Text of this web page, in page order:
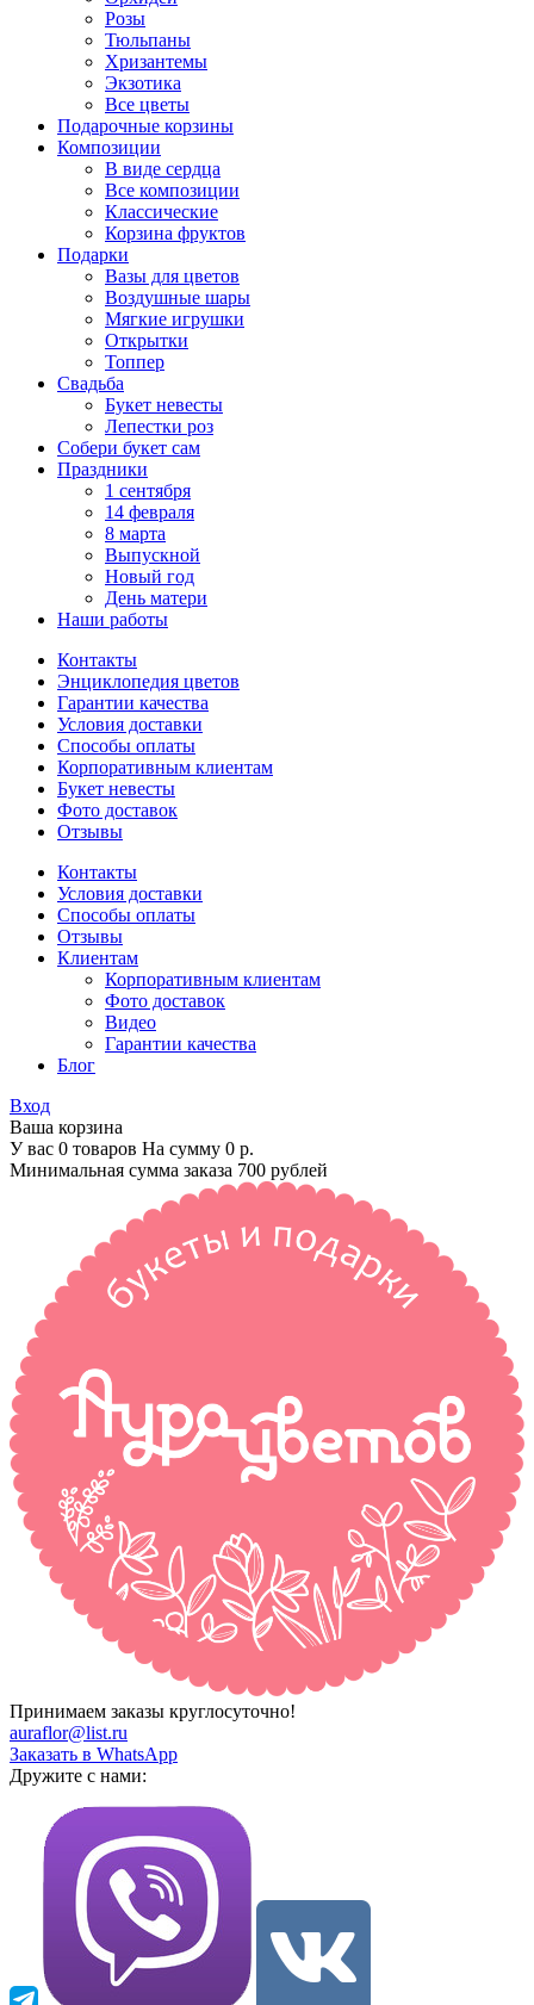
Розы
Тюльпаны
Хризантемы
Экзотика
Все цветы
Подарочные корзины
Композиции
В виде сердца
Все композиции
Классические
Корзина фруктов
Подарки
Вазы для цветов
Воздушные шары
Мягкие игрушки
Открытки
Топпер
Свадьба
Букет невесты
Лепестки роз
Собери букет сам
Праздники
1 сентября
14 февраля
8 марта
Выпускной
Новый год
День матери
Наши работы
Контакты
Энциклопедия цветов
Гарантии качества
Условия доставки
Способы оплаты
Корпоративным клиентам
Букет невесты
Фото доставок
Отзывы
Контакты
Условия доставки
Способы оплаты
Отзывы
Клиентам
Корпоративным клиентам
Фото доставок
Видео
Гарантии качества
Блог
Вход
Ваша корзина
У вас 0 товаров На сумму 0 р.
Минимальная сумма заказа 700 рублей
Принимаем заказы круглосуточно!
auraflor@list.ru
Заказать в WhatsApp
Дружите с нами: